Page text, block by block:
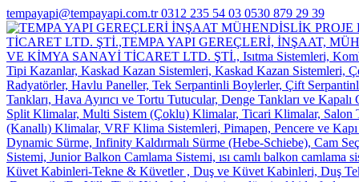
tempayapi@tempayapi.com.tr0312 235 54 03 0530 879 29 39